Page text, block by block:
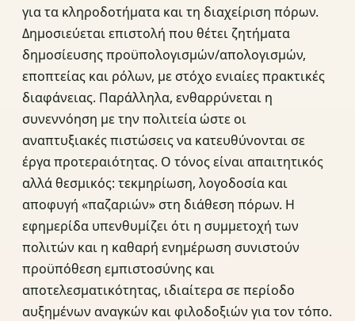
για τα κληροδοτήματα και τη διαχείριση πόρων.
Δημοσιεύεται επιστολή που θέτει ζητήματα
δημοσίευσης προϋπολογισμών/απολογισμών,
εποπτείας και ρόλων, με στόχο ενιαίες πρακτικές
διαφάνειας. Παράλληλα, ενθαρρύνεται η
συνεννόηση με την πολιτεία ώστε οι
αναπτυξιακές πιστώσεις να κατευθύνονται σε
έργα προτεραιότητας. Ο τόνος είναι απαιτητικός
αλλά θεσμικός: τεκμηρίωση, λογοδοσία και
αποφυγή «παζαριών» στη διάθεση πόρων. Η
εφημερίδα υπενθυμίζει ότι η συμμετοχή των
πολιτών και η καθαρή ενημέρωση συνιστούν
προϋπόθεση εμπιστοσύνης και
αποτελεσματικότητας, ιδιαίτερα σε περίοδο
αυξημένων αναγκών και φιλοδοξιών για τον τόπο.